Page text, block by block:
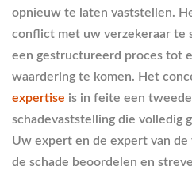
opnieuw te laten vaststellen.
conflict met uw verzekeraar te
een gestructureerd proces tot
waardering te komen. Het
expertise is in feite een
schadevaststelling die volledig
Uw expert en de expert van de
de schade beoordelen en